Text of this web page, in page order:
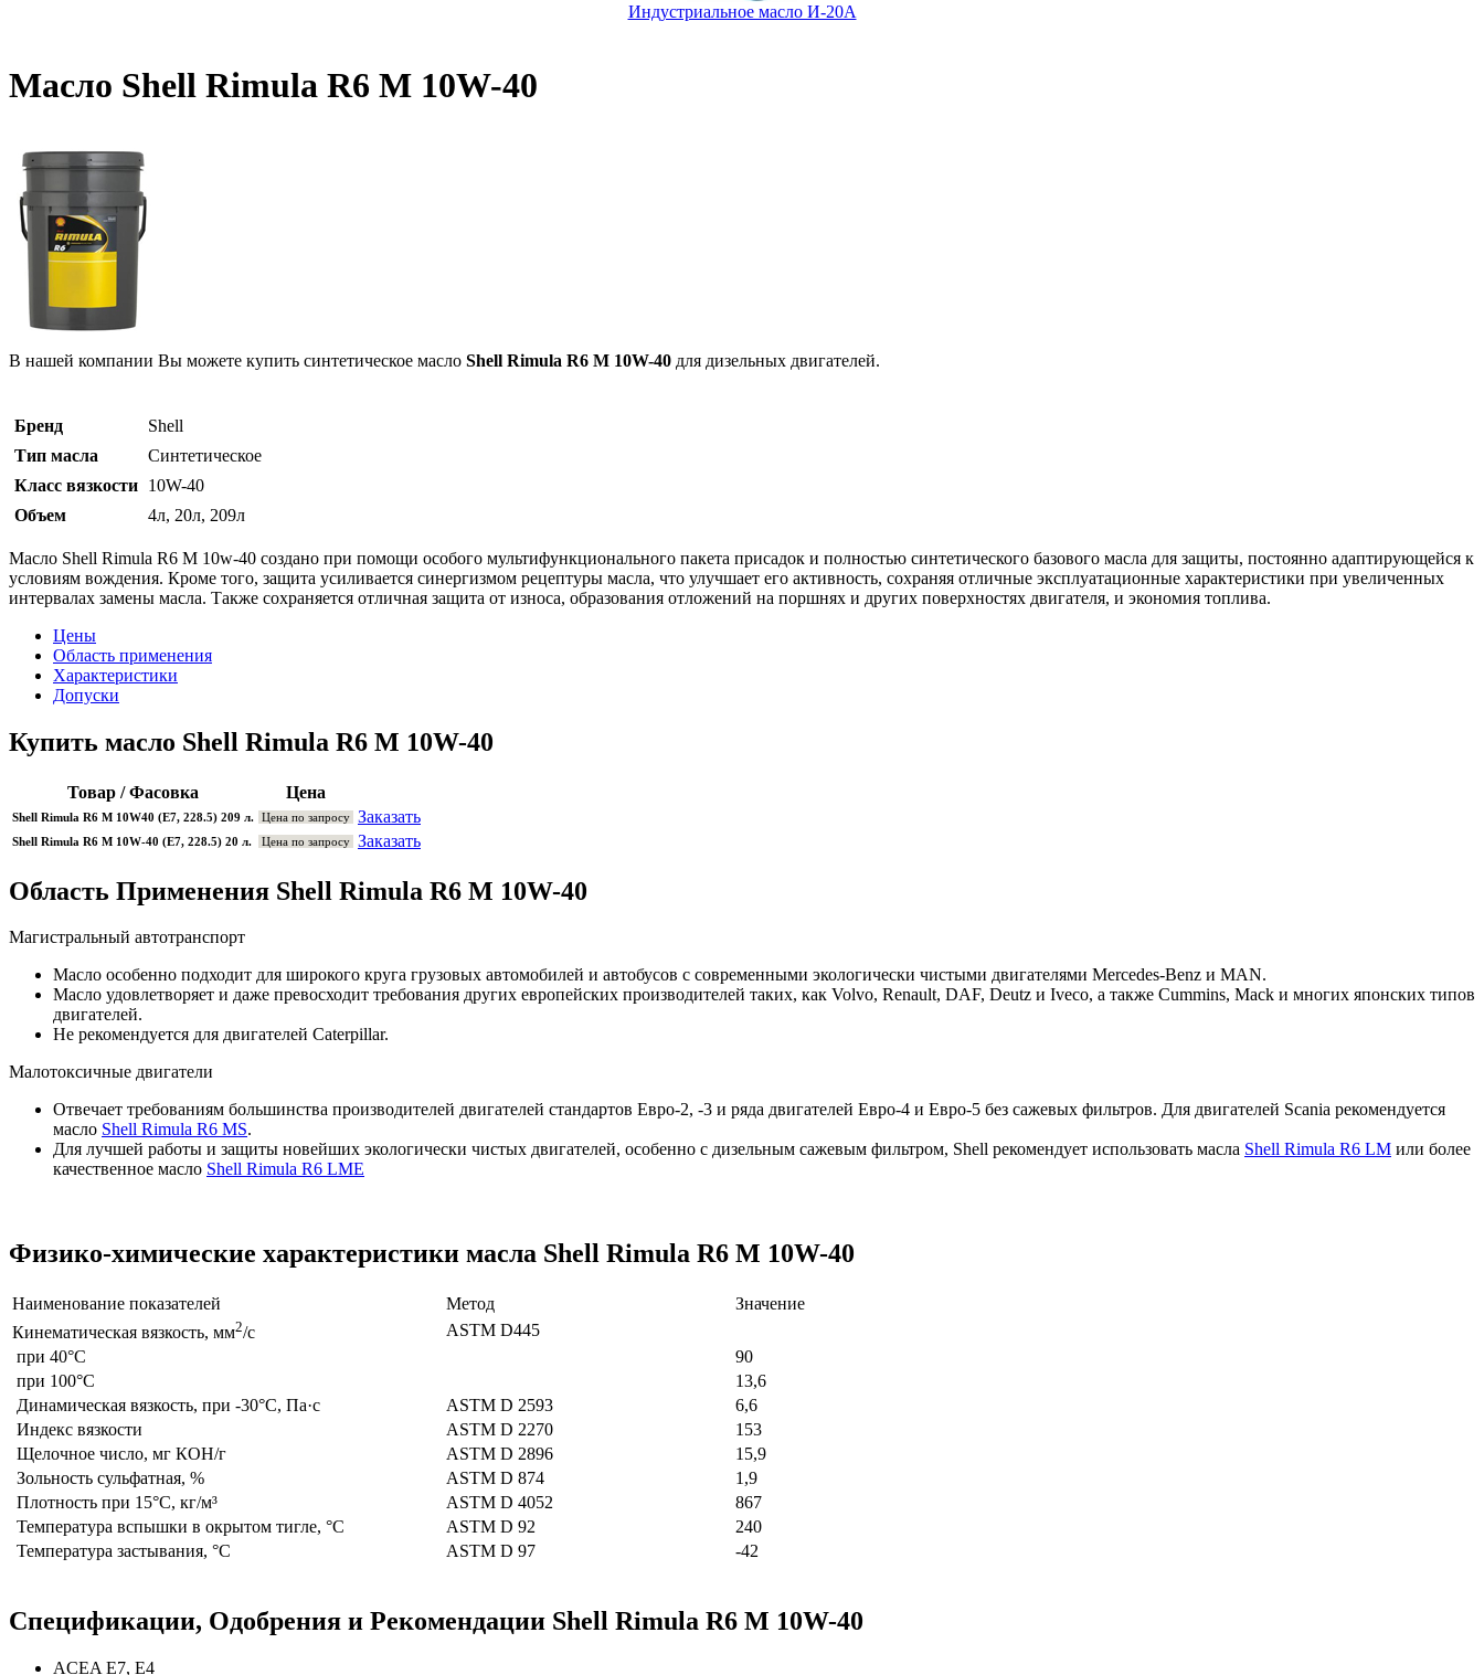
Индустриальное масло И-20А
Масло Shell Rimula R6 M 10W-40
В нашей компании Вы можете купить синтетическое масло Shell Rimula R6 M 10W-40 для дизельных двигателей.
Бренд
Shell
Тип масла
Синтетическое
Класс вязкости 10W-40
Объем
4л, 20л, 209л
Масло Shell Rimula R6 M 10w-40 создано при помощи особого мультифункционального пакета присадок и полностью синтетического базового масла для защиты, постоянно адаптирующейся к
условиям вождения. Кроме того, защита усиливается синергизмом рецептуры масла, что улучшает его активность, сохраняя отличные эксплуатационные характеристики при увеличенных
интервалах замены масла. Также сохраняется отличная защита от износа, образования отложений на поршнях и других поверхностях двигателя, и экономия топлива.
Цены
Область применения
Характеристики
Допуски
Купить масло Shell Rimula R6 M 10W-40
Товар / Фасовка Цена
Shell Rimula R6 M 10W40 (E7, 228.5) 209 л. Цена по запросу Заказать
Shell Rimula R6 M 10W-40 (E7, 228.5) 20 л. Цена по запросу Заказать
Область Применения Shell Rimula R6 M 10W-40
Магистральный автотранспорт
Масло особенно подходит для широкого круга грузовых автомобилей и автобусов с современными экологически чистыми двигателями Mercedes-Benz и MAN.
Масло удовлетворяет и даже превосходит требования других европейских производителей таких, как Volvo, Renault, DAF, Deutz и Iveco, а также Cummins, Mack и многих японских типов
двигателей.
Не рекомендуется для двигателей Caterpillar.
Малотоксичные двигатели
Отвечает требованиям большинства производителей двигателей стандартов Евро-2, -3 и ряда двигателей Евро-4 и Евро-5 без сажевых фильтров. Для двигателей Scania рекомендуется
масло Shell Rimula R6 MS.
Для лучшей работы и защиты новейших экологически чистых двигателей, особенно с дизельным сажевым фильтром, Shell рекомендует использовать масла Shell Rimula R6 LM или более
качественное масло Shell Rimula R6 LME
Физико-химические характеристики масла Shell Rimula R6 M 10W-40
Наименование показателей Метод
Значение
Кинематическая вязкость, мм2/с
ASTM D445
при 40°C
90
при 100°C
13,6
Динамическая вязкость, при -30°С, Па·с
ASTM D 2593
6,6
Индекс вязкости
ASTM D 2270
153
Щелочное число, мг КОН/г
ASTM D 2896
15,9
Зольность сульфатная, %
ASTM D 874
1,9
Плотность при 15°C, кг/м³
ASTM D 4052
867
Температура вспышки в окрытом тигле, °C
ASTM D 92
240
Температура застывания, °C
ASTM D 97 -42
Спецификации, Одобрения и Рекомендации Shell Rimula R6 M 10W-40
ACEA E7, E4